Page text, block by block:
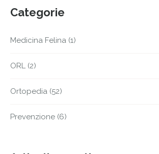
Categorie
Medicina Felina (1)
ORL (2)
Ortopedia (52)
Prevenzione (6)